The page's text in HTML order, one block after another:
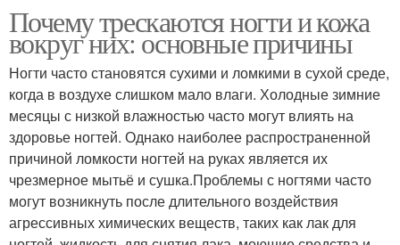
Почему трескаются ногти и кожа
вокруг них: основные причины
Ногти часто становятся сухими и ломкими в сухой среде,
когда в воздухе слишком мало влаги. Холодные зимние
месяцы с низкой влажностью часто могут влиять на
здоровье ногтей. Однако наиболее распространенной
причиной ломкости ногтей на руках является их
чрезмерное мытьё и сушка.Проблемы с ногтями часто
могут возникнуть после длительного воздействия
агрессивных химических веществ, таких как лак для